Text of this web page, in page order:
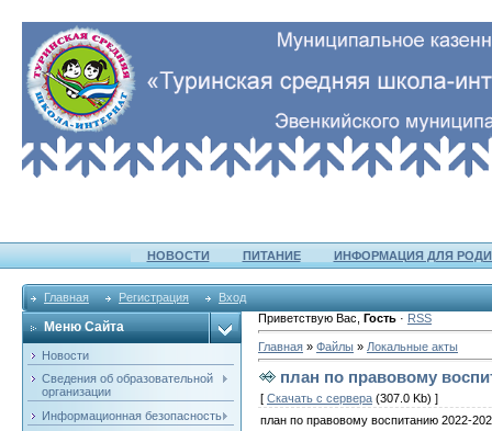
НОВОСТИ ПИТАНИЕ ИНФОРМАЦИЯ ДЛЯ
Главная Регистрация Вход
Меню Сайта
Новости
Сведения об образовательной
организации
Информационная безопасность
Приветствую Вас Гость · RSS
Главная » Файлы » Локальные акты
план по правовому
[ Скачать с сервера (307.0 Kb) ]
план по правовому воспитанию 2022-